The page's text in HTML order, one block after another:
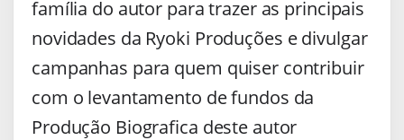
família do autor para trazer as principais
novidades da Ryoki Produções e divulgar
campanhas para quem quiser contribuir
com o levantamento de fundos da
Produção Biografica deste autor